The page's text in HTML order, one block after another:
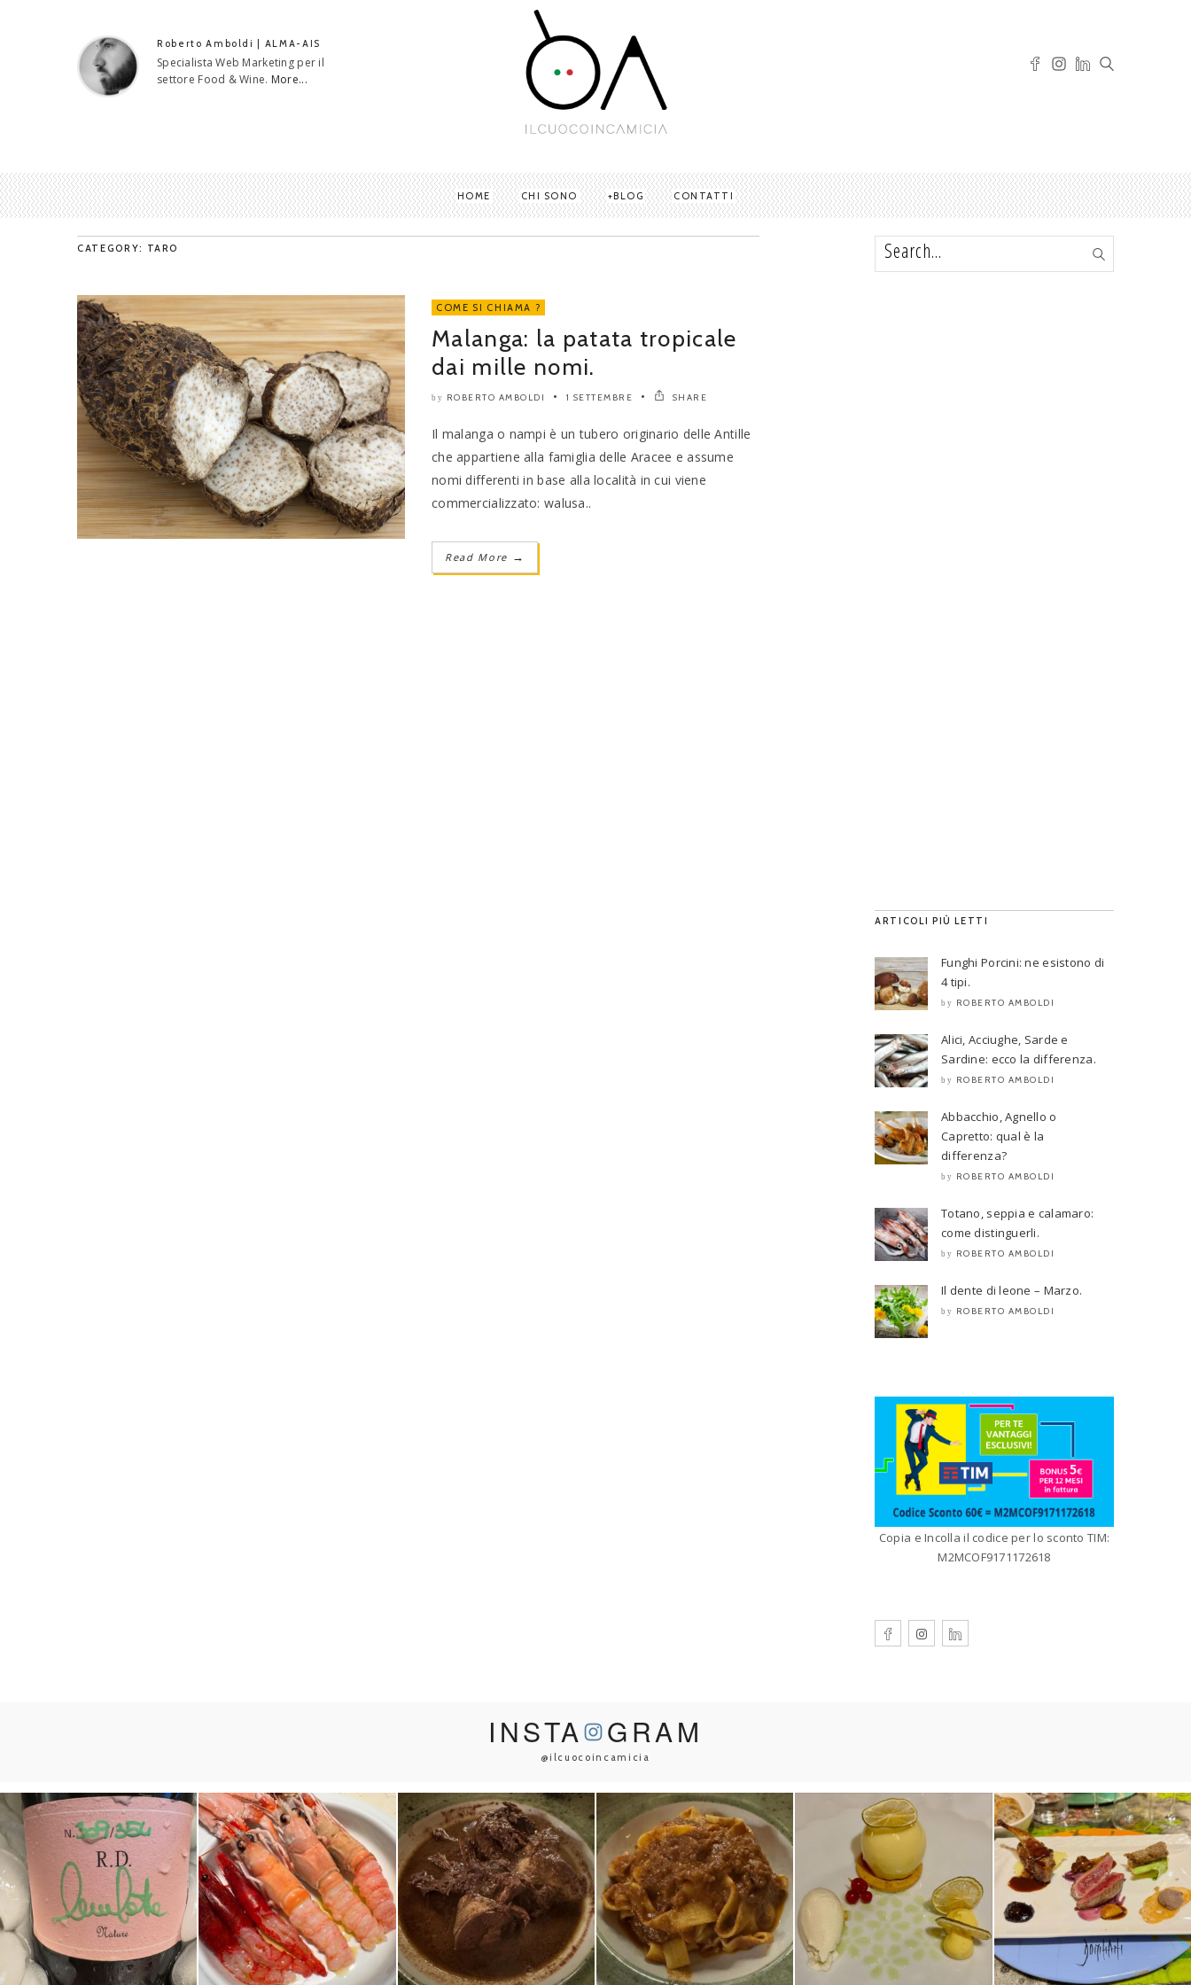
Roberto Amboldi | ALMA-AIS
Specialista Web Marketing per il
settore Food & Wine. More...
HOME CHI SONO BLOG CONTATTI
CATEGORY: TARO
COME SI CHIAMA ?
Malanga: la patata tropicale
dai mille nomi.
by ROBERTO AMBOLDI 1 SETTEMBRE SHARE
Il malanga o nampi è un tubero originario delle Antille
che appartiene alla famiglia delle Aracee e assume
nomi differenti in base alla località in cui viene
commercializzato: walusa..
Read More →
ARTICOLI PIÙ LETTI
Funghi Porcini: ne esistono di
4 tipi.
by ROBERTO AMBOLDI
Alici, Acciughe, Sarde e
Sardine: ecco la differenza.
by ROBERTO AMBOLDI
Abbacchio, Agnello o
Capretto: qual è la
differenza?
by ROBERTO AMBOLDI
Totano, seppia e calamaro:
come distinguerli.
by ROBERTO AMBOLDI
Il dente di leone – Marzo.
by ROBERTO AMBOLDI
Copia e Incolla il codice per lo sconto TIM:
M2MCOF9171172618
INSTA GRAM
@ilcuocoincamicia